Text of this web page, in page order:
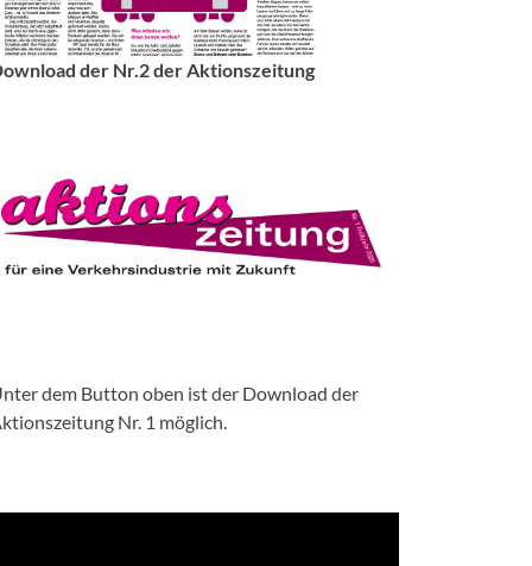
der Nr.2 der Aktionszeitung
dem Button oben ist der Download der
Nr. 1 möglich.